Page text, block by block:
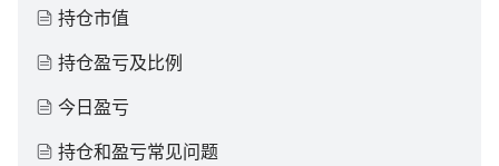
持仓市值
持仓盈亏及比例
今日盈亏
持仓和盈亏常见问题